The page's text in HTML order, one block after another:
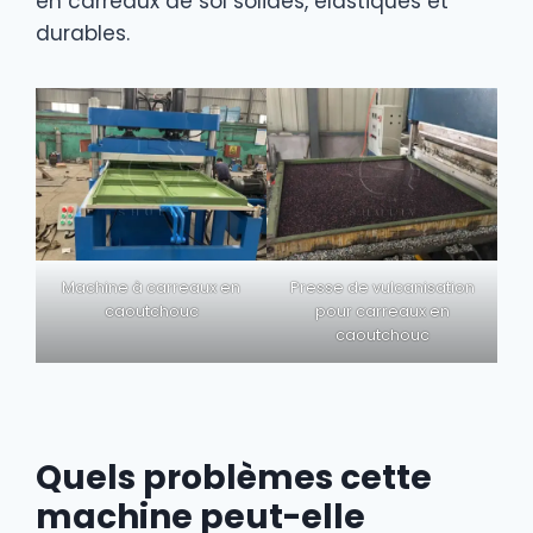
durables.
Machine à carreaux en
caoutchouc
Presse de vulcanisation
pour carreaux en
caoutchouc
Quels problèmes cette
machine peut-elle